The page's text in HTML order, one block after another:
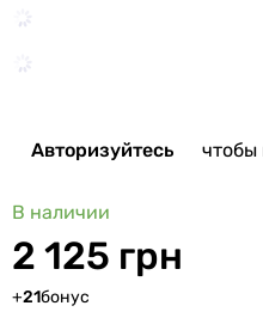
Авторизуйтесь чтобы
В наличии
2 125 грн
+21бонус